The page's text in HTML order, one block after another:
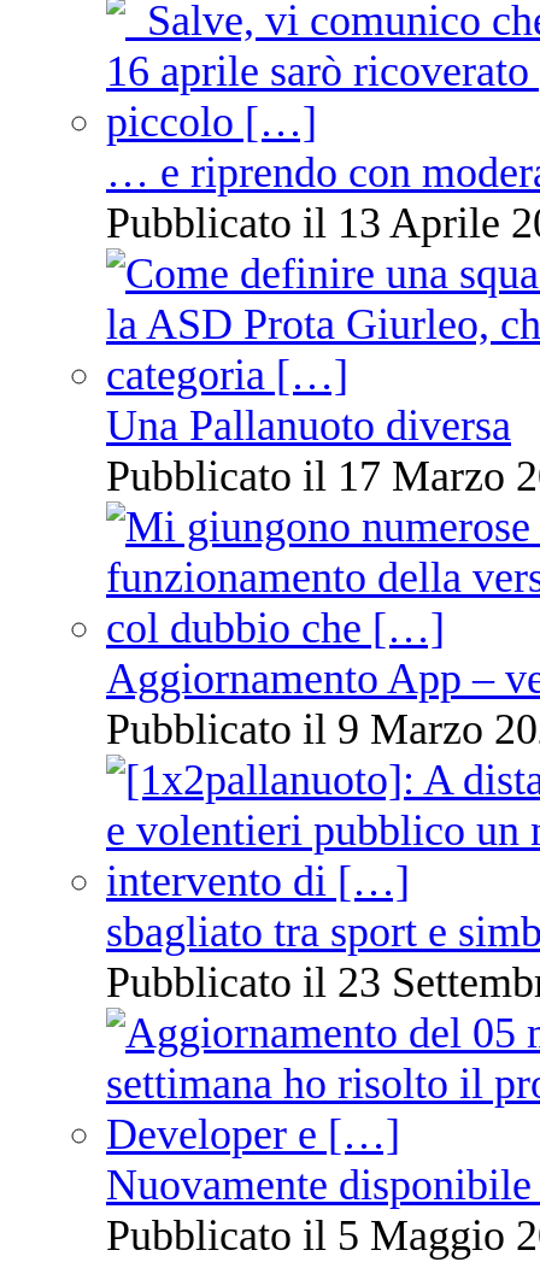
… e riprendo con
Pubblicato il 13 Aprile
Una Pallanuoto diversa
Pubblicato il 17 Marzo
Aggiornamento App –
Pubblicato il 9 Marzo
sbagliato tra sport e
Pubblicato il 23
Nuovamente
Pubblicato il 5 Maggio